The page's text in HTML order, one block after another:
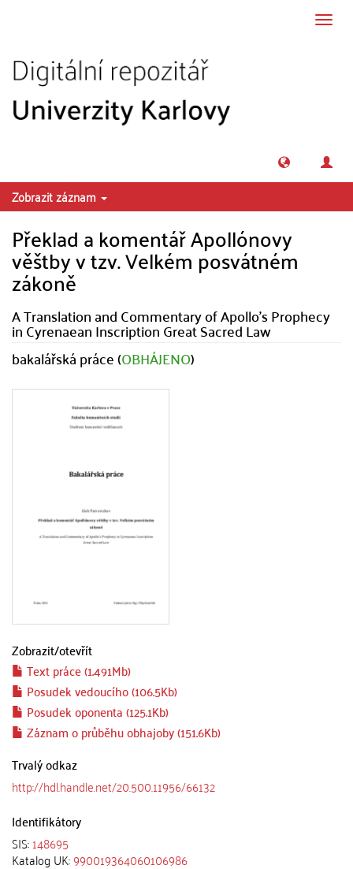
Zobrazit záznam
Překlad a komentář Apollónovy
věštby v tzv. Velkém posvátném
zákoně
A Translation and Commentary of Apollo's Prophecy
in Cyrenaean Inscription Great Sacred Law
bakalářská práce (OBHÁJENO)
Zobrazit/otevřít
Text práce (1.491Mb)
Posudek vedoucího (106.5Kb)
Posudek oponenta (125.1Kb)
Záznam o průběhu obhajoby (151.6Kb)
Trvalý odkaz
http://hdl.handle.net/20.500.11956/66132
Identifikátory
SIS:148695
Katalog UK:990019364060106986